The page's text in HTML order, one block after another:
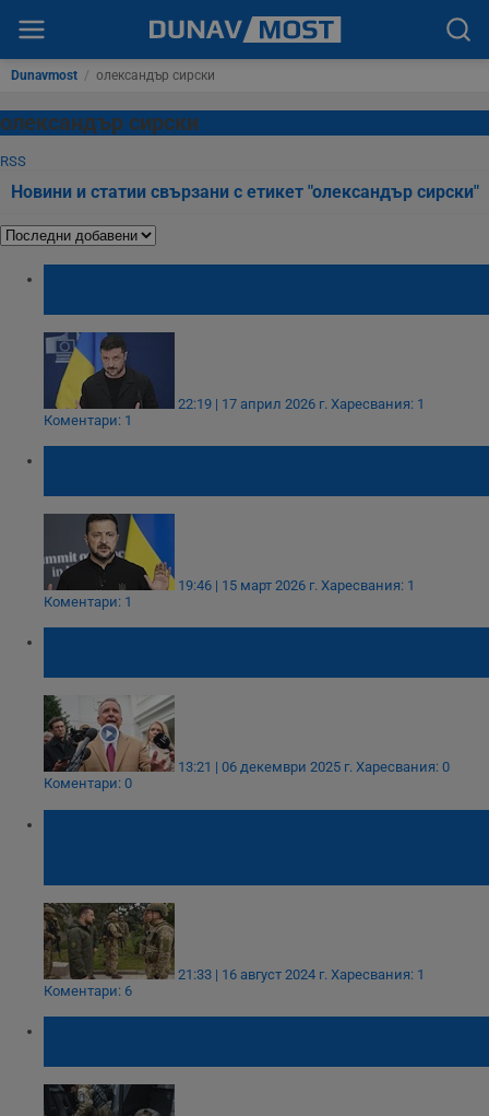
Dunavmost / олександър сирски
олександър сирски
RSS
Новини и статии свързани с етикет "олександър сирски"
22:19 | 17 април 2026 г. Харесвания: 1
Коментари: 1
19:46 | 15 март 2026 г. Харесвания: 1
Коментари: 1
13:21 | 06 декември 2025 г. Харесвания: 0
Коментари: 0
21:33 | 16 август 2024 г. Харесвания: 1
Коментари: 6